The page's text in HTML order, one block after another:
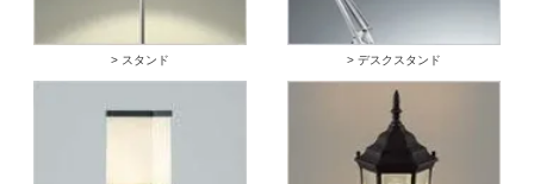
> スタンド > デスクスタンド